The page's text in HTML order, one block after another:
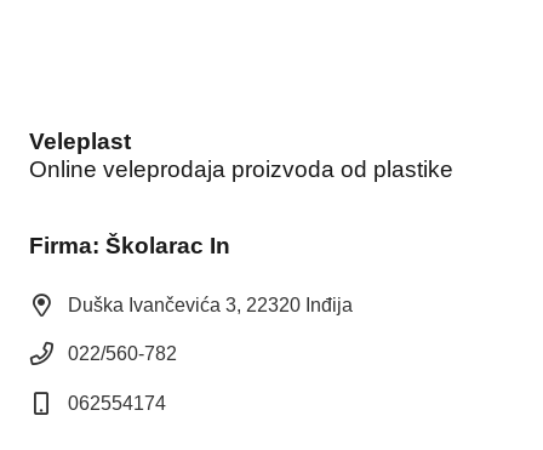
Veleplast
Online veleprodaja proizvoda od plastike
Firma: Školarac In
Duška Ivančevića 3, 22320 Inđija
022/560-782
062554174